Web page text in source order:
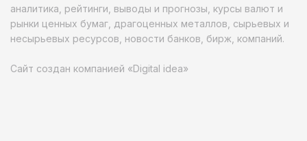
аналитика, рейтинги, выводы и прогнозы, курсы валют и
рынки ценных бумаг, драгоценных металлов, сырьевых и
несырьевых ресурсов, новости банков, бирж, компаний.
Сайт создан компанией «Digital idea»